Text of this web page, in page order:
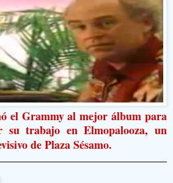
el Grammy al mejor álbum para
su trabajo en Elmopalooza, un
de Plaza Sésamo.